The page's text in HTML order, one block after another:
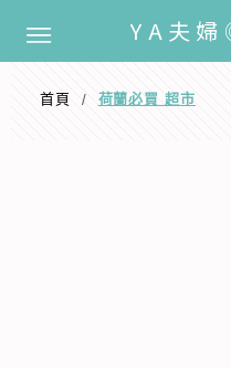
YA夫
首頁 / 荷蘭必買 超市